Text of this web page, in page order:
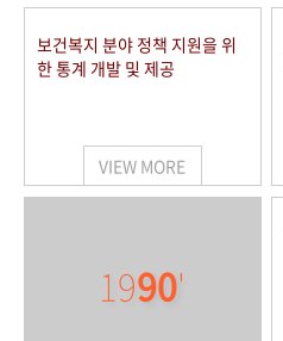
보건복지 분야 정책 지원을 위
한 통계 개발 및 제공
VIEW MORE
1990'